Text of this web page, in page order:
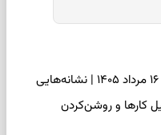
فال شمع امروز جمعه ۱۶ مرداد ۱۴۰۵ | نشانه‌هایی
کارها و روشن‌کردن